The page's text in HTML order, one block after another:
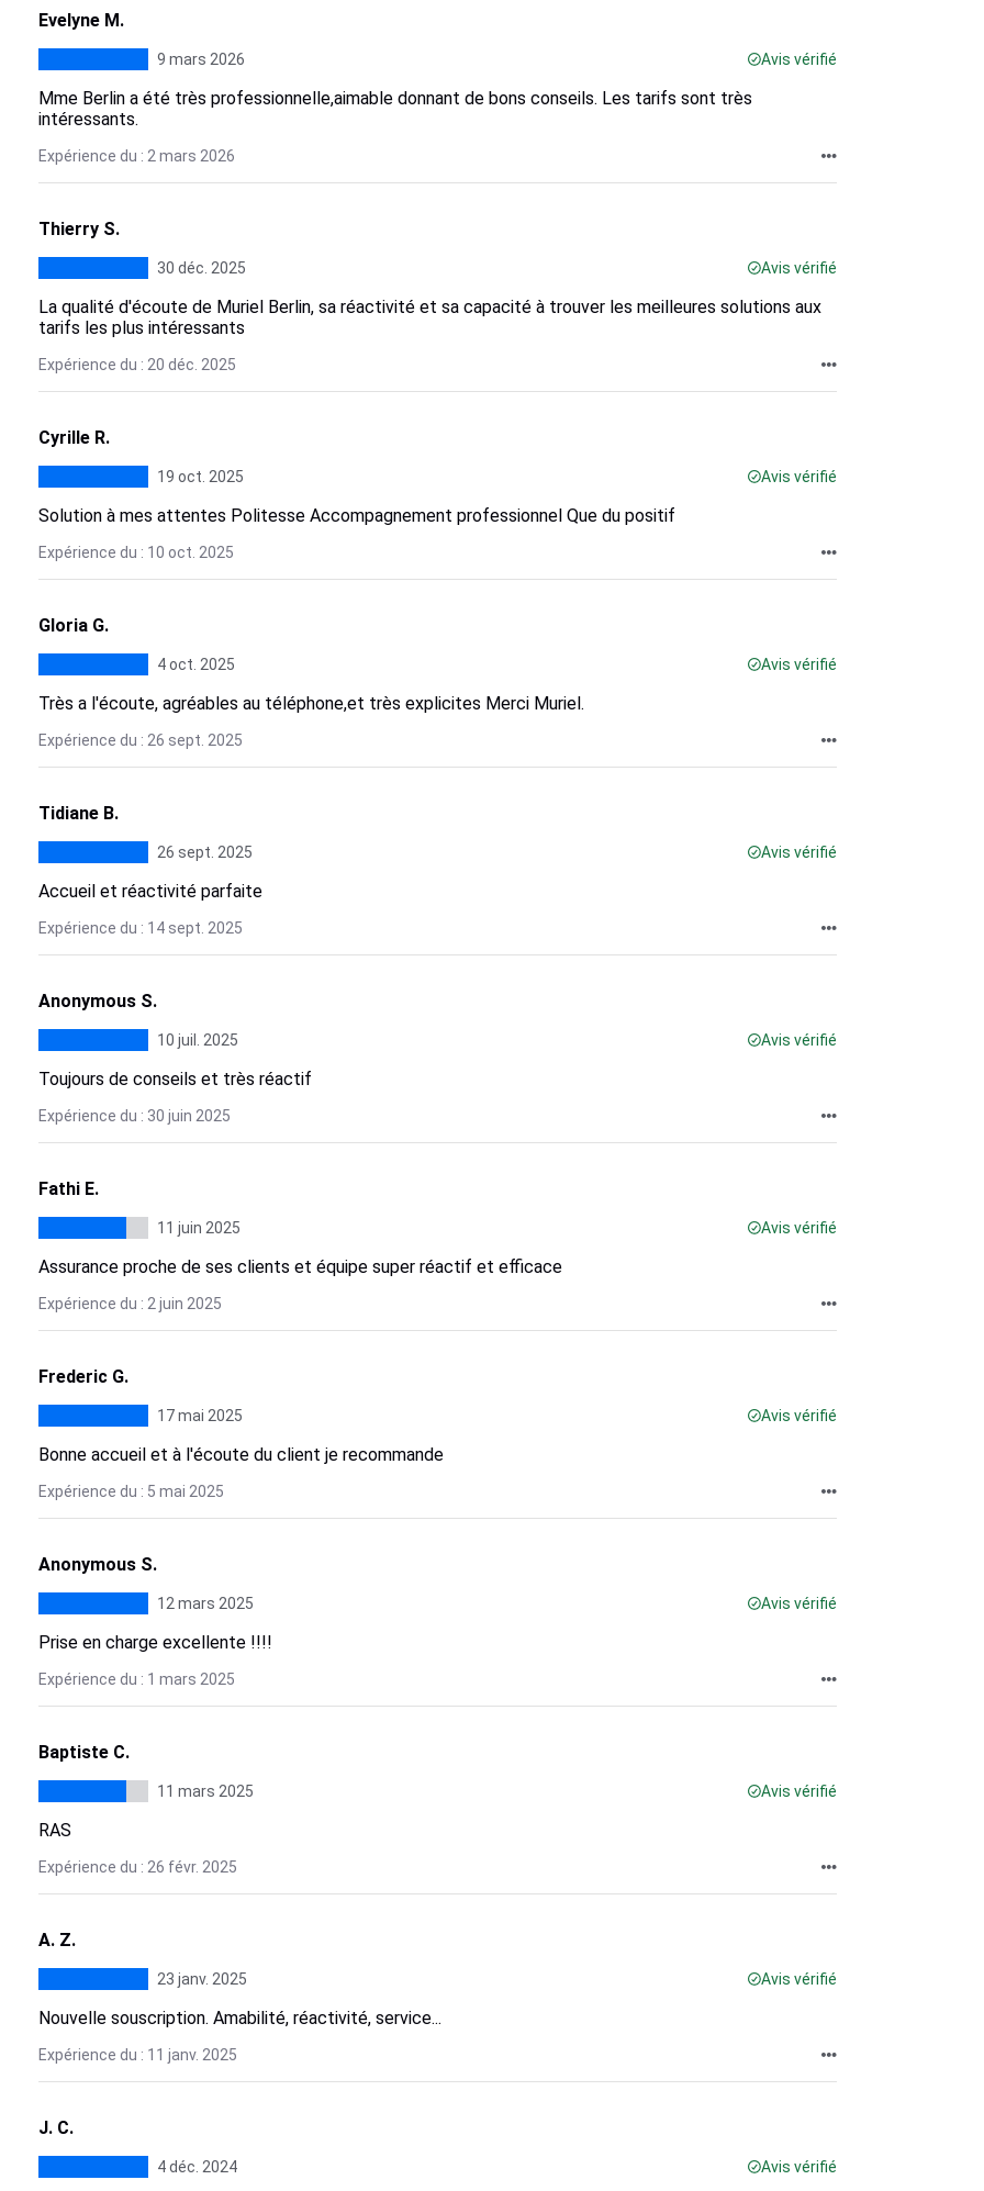
Evelyne M.
9 mars 2026 Avis vérifié
Mme Berlin a été très professionnelle,aimable donnant de bons conseils. Les tarifs sont très
intéressants.
Expérience du : 2 mars 2026
Thierry S.
30 déc. 2025 Avis vérifié
La qualité d'écoute de Muriel Berlin, sa réactivité et sa capacité à trouver les meilleures solutions aux
tarifs les plus intéressants
Expérience du : 20 déc. 2025
Cyrille R.
19 oct. 2025 Avis vérifié
Solution à mes attentes Politesse Accompagnement professionnel Que du positif
Expérience du : 10 oct. 2025
Gloria G.
4 oct. 2025 Avis vérifié
Très a l'écoute, agréables au téléphone,et très explicites Merci Muriel.
Expérience du : 26 sept. 2025
Tidiane B.
26 sept. 2025 Avis vérifié
Accueil et réactivité parfaite
Expérience du : 14 sept. 2025
Anonymous S.
10 juil. 2025 Avis vérifié
Toujours de conseils et très réactif
Expérience du : 30 juin 2025
Fathi E.
11 juin 2025 Avis vérifié
Assurance proche de ses clients et équipe super réactif et efficace
Expérience du : 2 juin 2025
Frederic G.
17 mai 2025 Avis vérifié
Bonne accueil et à l'écoute du client je recommande
Expérience du : 5 mai 2025
Anonymous S.
12 mars 2025 Avis vérifié
Prise en charge excellente !!!!
Expérience du : 1 mars 2025
Baptiste C.
11 mars 2025 Avis vérifié
RAS
Expérience du : 26 févr. 2025
A. Z.
23 janv. 2025 Avis vérifié
Nouvelle souscription. Amabilité, réactivité, service...
Expérience du : 11 janv. 2025
J. C.
4 déc. 2024 Avis vérifié